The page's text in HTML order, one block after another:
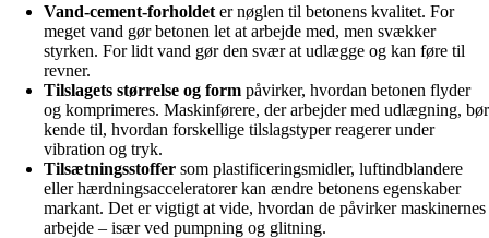
Vand-cement-forholdet er nøglen til betonens kvalitet. For
meget vand gør betonen let at arbejde med, men svækker
styrken. For lidt vand gør den svær at udlægge og kan føre til
revner.
Tilslagets størrelse og form påvirker, hvordan betonen flyder
og komprimeres. Maskinførere, der arbejder med udlægning, bør
kende til, hvordan forskellige tilslagstyper reagerer under
vibration og tryk.
Tilsætningsstoffer som plastificeringsmidler, luftindblandere
eller hærdningsacceleratorer kan ændre betonens egenskaber
markant. Det er vigtigt at vide, hvordan de påvirker maskinernes
arbejde – især ved pumpning og glitning.